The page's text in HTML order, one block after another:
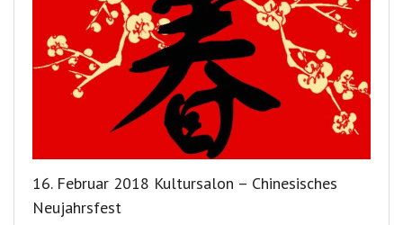
16. Februar 2018 Kultursalon – Chinesisches
Neujahrsfest